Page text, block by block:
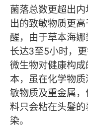
菌落总数更超出
出的致敏物质更
醒，由于草本海
长达3至5小时，
微生物对健康构
本，虽在化学物
敏物质及重金属
料只会粘在头髮
染。